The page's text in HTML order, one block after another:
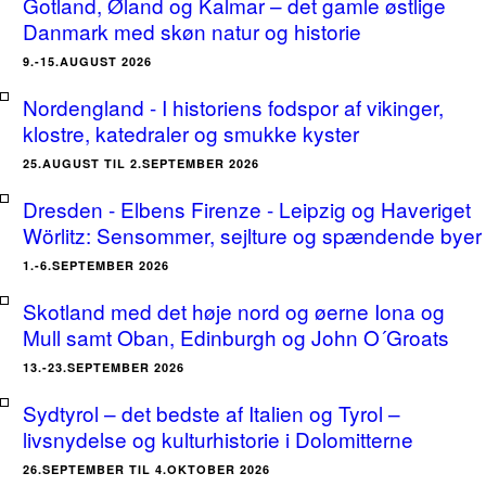
Danmark med skøn natur og historie
9.-15.AUGUST 2026
Nordengland - I historiens fodspor af vikinger,
klostre, katedraler og smukke kyster
25.AUGUST TIL 2.SEPTEMBER 2026
Dresden - Elbens Firenze - Leipzig og Haveriget
Wörlitz: Sensommer, sejlture og spændende byer
1.-6.SEPTEMBER 2026
Skotland med det høje nord og øerne Iona og
Mull samt Oban, Edinburgh og John O´Groats
13.-23.SEPTEMBER 2026
Sydtyrol – det bedste af Italien og Tyrol –
livsnydelse og kulturhistorie i Dolomitterne
26.SEPTEMBER TIL 4.OKTOBER 2026